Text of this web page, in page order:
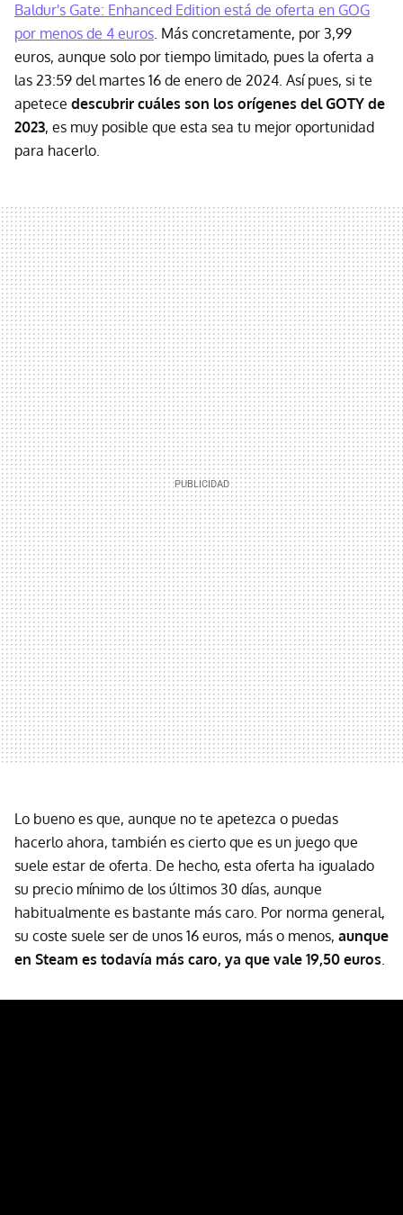
Baldur's Gate: Enhanced Edition está de oferta en GOG
por menos de 4 euros. Más concretamente, por 3,99
euros, aunque solo por tiempo limitado, pues la oferta a
las 23:59 del martes 16 de enero de 2024. Así pues, si te
apetece descubrir cuáles son los orígenes del GOTY de
2023, es muy posible que esta sea tu mejor oportunidad
para hacerlo.
Lo bueno es que, aunque no te apetezca o puedas
hacerlo ahora, también es cierto que es un juego que
suele estar de oferta. De hecho, esta oferta ha igualado
su precio mínimo de los últimos 30 días, aunque
habitualmente es bastante más caro. Por norma general,
su coste suele ser de unos 16 euros, más o menos, aunque
en Steam es todavía más caro, ya que vale 19,50 euros.